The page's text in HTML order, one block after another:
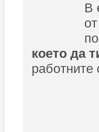
В
което да